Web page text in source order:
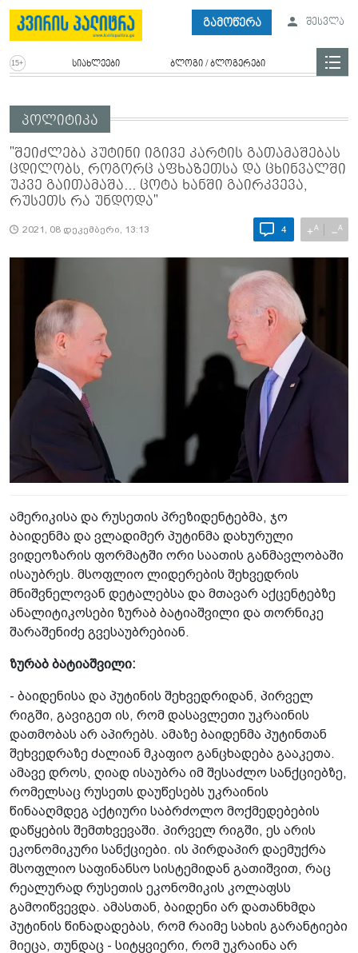
გამოწერა შესვლა
სიახლეები ბლოგი / ბლოგერები
პოლიტიკა
"შეიძლება პუტინი იგივე კარტის გათამაშებას
ცდილობს, როგორც აფხაზეთსა და ცხინვალში
უკვე გაითამაშა... ცოტა ხანში გაირკვევა,
რუსეთს რა უნდოდა"
2021, 08 დეკემბერი, 13:13 4 +A −A
ამერიკისა და რუსეთის პრეზიდენტებმა, ჯო
ბაიდენმა და ვლადიმერ პუტინმა დახურული
ვიდეოზარის ფორმატში ორი საათის განმავლობაში
ისაუბრეს. მსოფლიო ლიდერების შეხვედრის
მნიშვნელოვან დეტალებსა და მთავარ აქცენტებზე
ანალიტიკოსები ზურაბ ბატიაშვილი და თორნიკე
შარაშენიძე გვესაუბრებიან.
ზურაბ ბატიაშვილი:
- ბაიდენისა და პუტინის შეხვედრიდან, პირველ
რიგში, გავიგეთ ის, რომ დასავლეთი უკრაინის
დათმობას არ აპირებს. ამაზე ბაიდენმა პუტინთან
შეხვედრაზე ძალიან მკაფიო განცხადება გააკეთა.
ამავე დროს, ღიად ისაუბრა იმ შესაძლო სანქციებზე,
რომელსაც რუსეთს დაუწესებს უკრაინის
წინააღმდეგ აქტიური საბრძოლო მოქმედებების
დაწყების შემთხვევაში. პირველ რიგში, ეს არის
ეკონომიკური სანქციები. ის პირდაპირ დაემუქრა
მსოფლიო საფინანსო სისტემიდან გათიშვით, რაც
რეალურად რუსეთის ეკონომიკის კოლაფსს
გამოიწვევდა. ამასთან, ბაიდენი არ დათანხმდა
პუტინის წინადადებას, რომ რაიმე სახის გარანტიები
მიეცა, თუნდაც - სიტყვიერი, რომ უკრაინა არ